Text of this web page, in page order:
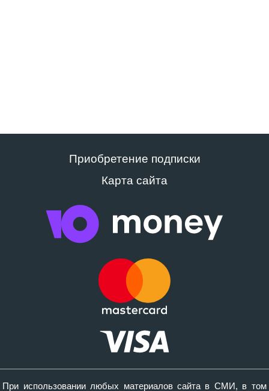
Приобретение подписки
Карта сайта
При использовании любых материалов сайта в СМИ, в том